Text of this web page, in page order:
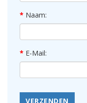
Naam:
E-Mail:
VERZENDEN